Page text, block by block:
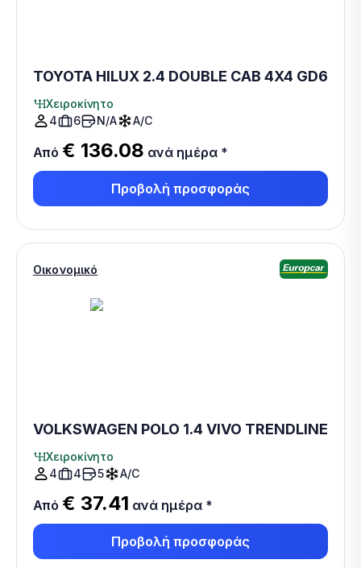
TOYOTA HILUX 2.4 DOUBLE CAB 4X4 GD6
Χειροκίνητο
4
6 N/A A/C
Από € 136.08 ανά ημέρα *
Προβολή προσφοράς
Οικονομικό
VOLKSWAGEN POLO 1.4 VIVO TRENDLINE
Χειροκίνητο
4
4 5 A/C
Από € 37.41 ανά ημέρα *
Προβολή προσφοράς